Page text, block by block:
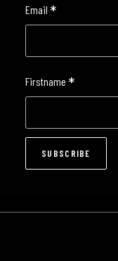
Email *
Firstname *